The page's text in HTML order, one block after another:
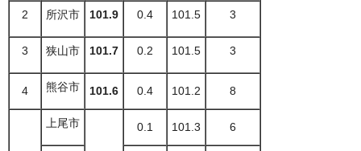
2 所沢市 101.9 0.4 101.5 3
3 狭山市 101.7 0.2 101.5 3
4 熊谷市 101.6 0.4 101.2 8
上尾市 0.1 101.3 6